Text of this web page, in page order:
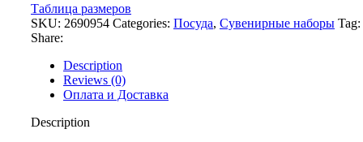
Таблица размеров
SKU: 2690954 Categories: Посуда, Сувенирные наборы Tag:
Share:
Description
Reviews (0)
Оплата и Доставка
Description